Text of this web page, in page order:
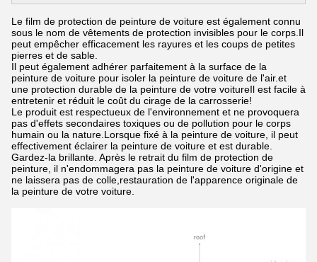
Le film de protection de peinture de voiture est également connu
sous le nom de vêtements de protection invisibles pour le corps.Il
peut empêcher efficacement les rayures et les coups de petites
pierres et de sable.
Il peut également adhérer parfaitement à la surface de la
peinture de voiture pour isoler la peinture de voiture de l'air.et
une protection durable de la peinture de votre voitureIl est facile à
entretenir et réduit le coût du cirage de la carrosserie!
Le produit est respectueux de l'environnement et ne provoquera
pas d'effets secondaires toxiques ou de pollution pour le corps
humain ou la nature.Lorsque fixé à la peinture de voiture, il peut
effectivement éclairer la peinture de voiture et est durable.
Gardez-la brillante. Après le retrait du film de protection de
peinture, il n'endommagera pas la peinture de voiture d'origine et
ne laissera pas de colle,restauration de l'apparence originale de
la peinture de votre voiture.